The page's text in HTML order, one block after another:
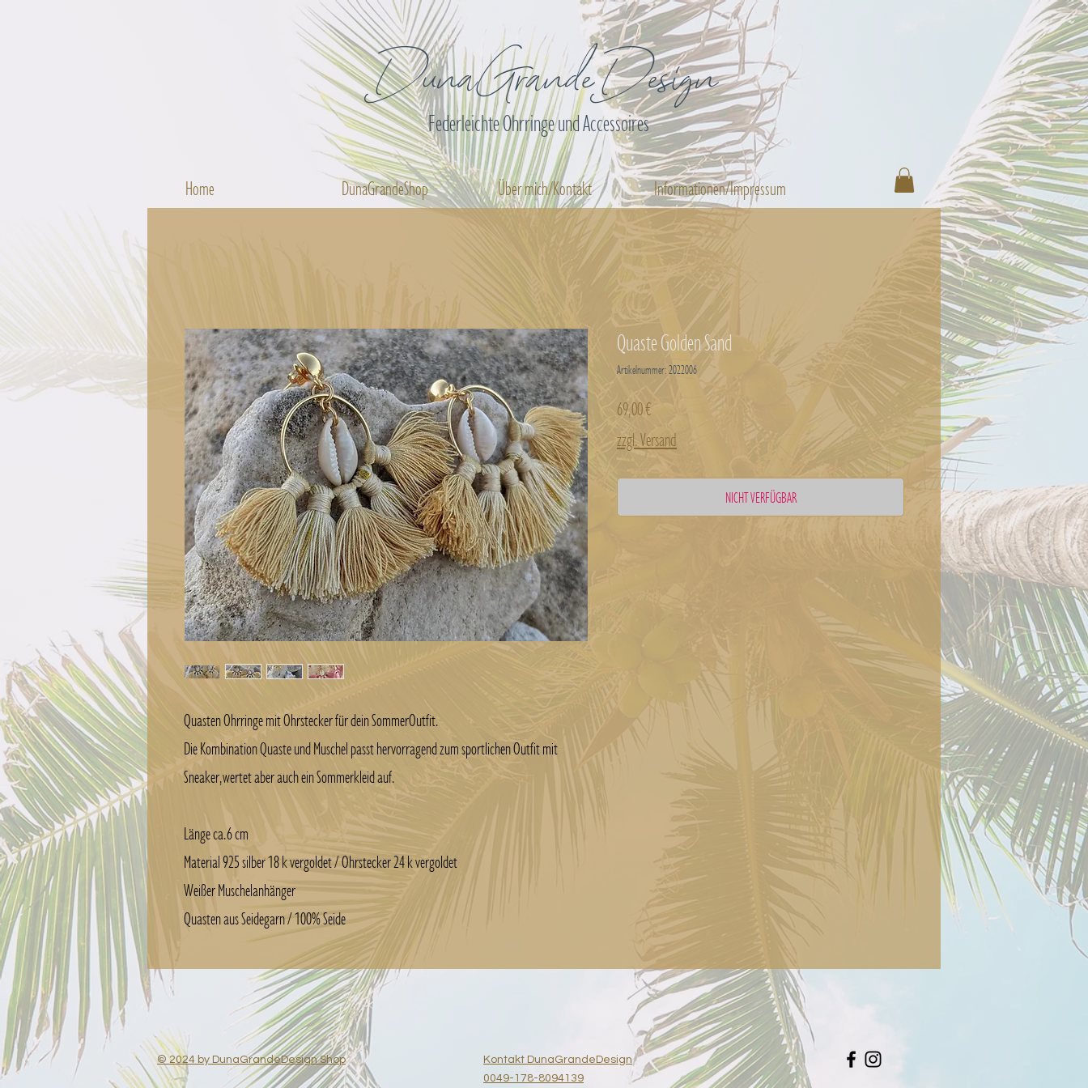
DunaGrandeDesign
Federleichte Ohrringe und Accessoires
Home DunaGrandeShop Über mich/Kontakt Informationen/Impressum
Quasten Ohrringe mit Ohrstecker für dein SommerOutfit.
Die Kombination Quaste und Muschel passt hervorragend zum sportlichen Outfit mit
Sneaker, wertet aber auch ein Sommerkleid auf.
Länge ca. 6 cm
Material 925 silber 18 k vergoldet / Ohrstecker 24 k vergoldet
Weißer Muschelanhänger
Quasten aus Seidegarn / 100% Seide
Quaste Golden Sand
Artikelnummer: 2022006
69,00 €Preis
zzgl. Versand
NICHT VERFÜGBAR
© 2024 by DunaGrandeDesign Shop
Kontakt DunaGrandeDesign
0049-178-8094139